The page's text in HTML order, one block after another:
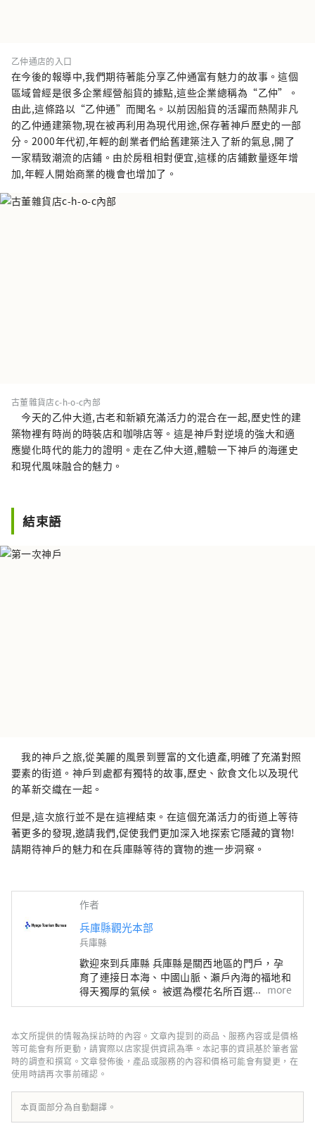
乙仲通店的入口
在今後的報導中,我們期待著能分享乙仲通富有魅力的故事。這個
區域曾經是很多企業經營船貨的據點,這些企業總稱為“乙仲”。
由此,這條路以“乙仲通”而聞名。以前因船貨的活躍而熱鬧非凡
的乙仲通建築物,現在被再利用為現代用途,保存著神戶歷史的一部
分。2000年代初,年輕的創業者們給舊建築注入了新的氣息,開了
一家精致潮流的店鋪。由於房租相對便宜,這樣的店鋪數量逐年增
加,年輕人開始商業的機會也增加了。
古董雜貨店c-h-o-c內部
今天的乙仲大道,古老和新穎充滿活力的混合在一起,歷史性的建
築物裡有時尚的時裝店和咖啡店等。這是神戶對逆境的強大和適
應變化時代的能力的證明。走在乙仲大道,體驗一下神戶的海運史
和現代風味融合的魅力。
結束語
我的神戶之旅,從美麗的風景到豐富的文化遺產,明確了充滿對照
要素的街道。神戶到處都有獨特的故事,歷史、飲食文化以及現代
的革新交織在一起。
但是,這次旅行並不是在這裡結束。在這個充滿活力的街道上等待
著更多的發現,邀請我們,促使我們更加深入地探索它隱藏的寶物!
請期待神戶的魅力和在兵庫縣等待的寶物的進一步洞察。
作者
兵庫縣觀光本部
兵庫縣
歡迎來到兵庫縣 兵庫縣是關西地區的門戶，孕
育了連接日本海、中國山脈、瀨戶內海的福地和
得天獨厚的氣候。 被選為櫻花名所百選之一的
世界遺產姬路城、六甲山的全景夜景等，有許多
牛”是但馬牛的代名詞，是日本頂級牛肉之一，
而清酒米“兵庫山田錦”則是讓您舌頭驚喜的寶
石。 有馬溫泉是著名的溫泉，城崎溫泉曾出現
在許多文學作品中。在大自然的包圍下，您可以
放鬆身心。 淡路島鳴門漩渦的雷鳴聲、夏季各
地舉辦的煙火大會的動感聲音等，您可以聽到令
more
本文所提供的情報為採訪時的內容。文章內提到的商品、服務內容或是價格
等可能會有所更動，請實際以店家提供資訊為準。本記事的資訊基於筆者當
時的調查和撰寫。文章發佈後，產品或服務的內容和價格可能會有變更，在
使用時請再次事前確認。
本頁面部分為自動翻譯。